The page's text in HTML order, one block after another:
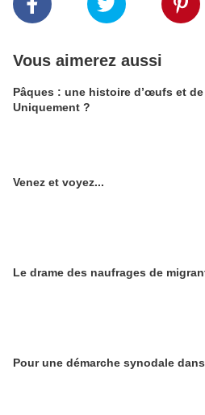
Vous aimerez aussi
Pâques : une histoire d’œufs et
Uniquement ?
Venez et voyez...
Le drame des naufrages de
Pour une démarche synodale